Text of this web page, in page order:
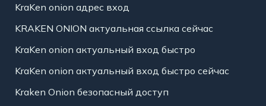
KraKen onion адрес вход
KRAKEN ONION актуальная ссылка сейчас
KraKen onion актуальный вход быстро
KraKen onion актуальный вход быстро сейчас
Kraken Onion безопасный доступ